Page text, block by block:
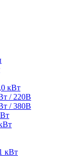
кВт
/ 220В
/ 380В
кВт